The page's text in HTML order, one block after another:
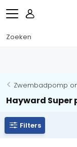
Zwembadpomp
Hayward Super
Filters